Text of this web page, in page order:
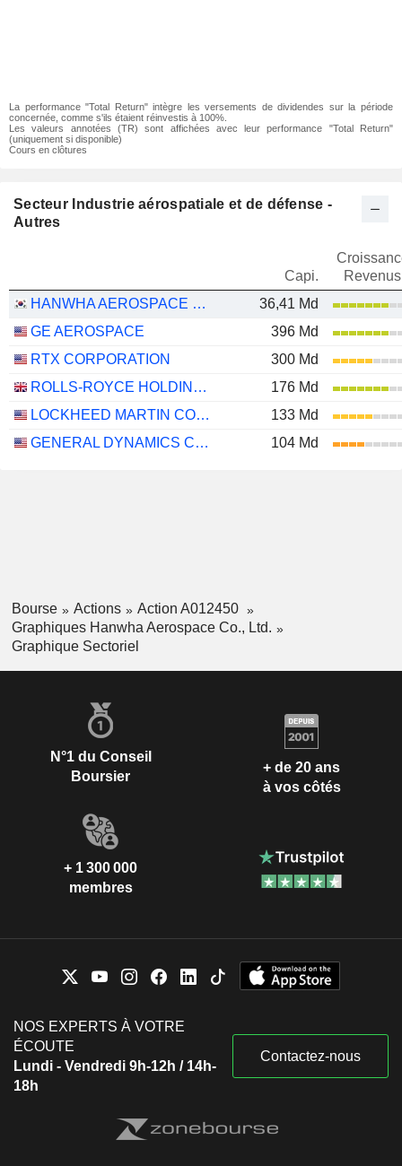
La performance "Total Return" intègre les versements de dividendes sur la période
concernée, comme s'ils étaient réinvestis à 100%.
Les valeurs annotées (TR) sont affichées avec leur performance "Total Return"
(uniquement si disponible)
Cours en clôtures
Secteur Industrie aérospatiale et de défense -
Autres
Capi.
Revenus
HANWHA AEROSPACE CO., LTD.
36,41 Md
GE AEROSPACE
396 Md
RTX CORPORATION
300 Md
ROLLS-ROYCE HOLDINGS PLC
176 Md
LOCKHEED MARTIN CORPORATION
133 Md
GENERAL DYNAMICS CORPORATION
104 Md
Bourse Actions
Action A012450
Graphiques Hanwha Aerospace Co., Ltd.
Graphique Sectoriel
N°1 du Conseil
Boursier
+ de 20 ans
à vos côtés
+ 1 300 000
membres
NOS EXPERTS À VOTRE
ÉCOUTE
Lundi - Vendredi 9h-12h / 14h-
18h
Contactez-nous